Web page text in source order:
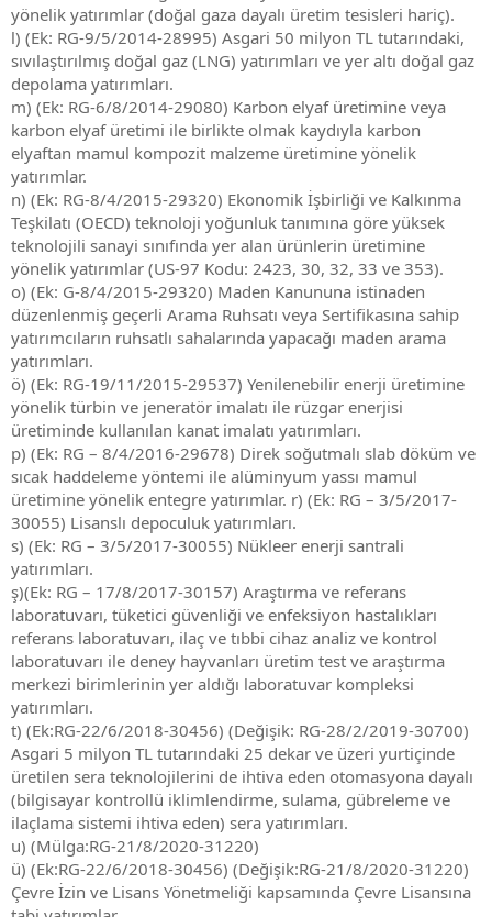
yönelik yatırımlar (doğal gaza dayalı üretim tesisleri hariç).
l) (Ek: RG-9/5/2014-28995) Asgari 50 milyon TL tutarındaki,
sıvılaştırılmış doğal gaz (LNG) yatırımları ve yer altı doğal gaz
depolama yatırımları.
m) (Ek: RG-6/8/2014-29080) Karbon elyaf üretimine veya
karbon elyaf üretimi ile birlikte olmak kaydıyla karbon
elyaftan mamul kompozit malzeme üretimine yönelik
yatırımlar.
n) (Ek: RG-8/4/2015-29320) Ekonomik İşbirliği ve Kalkınma
Teşkilatı (OECD) teknoloji yoğunluk tanımına göre yüksek
teknolojili sanayi sınıfında yer alan ürünlerin üretimine
yönelik yatırımlar (US-97 Kodu: 2423, 30, 32, 33 ve 353).
o) (Ek: G-8/4/2015-29320) Maden Kanununa istinaden
düzenlenmiş geçerli Arama Ruhsatı veya Sertifikasına sahip
yatırımcıların ruhsatlı sahalarında yapacağı maden arama
yatırımları.
ö) (Ek: RG-19/11/2015-29537) Yenilenebilir enerji üretimine
yönelik türbin ve jeneratör imalatı ile rüzgar enerjisi
üretiminde kullanılan kanat imalatı yatırımları.
p) (Ek: RG – 8/4/2016-29678) Direk soğutmalı slab döküm ve
sıcak haddeleme yöntemi ile alüminyum yassı mamul
üretimine yönelik entegre yatırımlar. r) (Ek: RG – 3/5/2017-
30055) Lisanslı depoculuk yatırımları.
s) (Ek: RG – 3/5/2017-30055) Nükleer enerji santrali
yatırımları.
ş)(Ek: RG – 17/8/2017-30157) Araştırma ve referans
laboratuvarı, tüketici güvenliği ve enfeksiyon hastalıkları
referans laboratuvarı, ilaç ve tıbbi cihaz analiz ve kontrol
laboratuvarı ile deney hayvanları üretim test ve araştırma
merkezi birimlerinin yer aldığı laboratuvar kompleksi
yatırımları.
t) (Ek:RG-22/6/2018-30456) (Değişik: RG-28/2/2019-30700)
Asgari 5 milyon TL tutarındaki 25 dekar ve üzeri yurtiçinde
üretilen sera teknolojilerini de ihtiva eden otomasyona dayalı
(bilgisayar kontrollü iklimlendirme, sulama, gübreleme ve
ilaçlama sistemi ihtiva eden) sera yatırımları.
u) (Mülga:RG-21/8/2020-31220)
ü) (Ek:RG-22/6/2018-30456) (Değişik:RG-21/8/2020-31220)
Çevre İzin ve Lisans Yönetmeliği kapsamında Çevre Lisansına